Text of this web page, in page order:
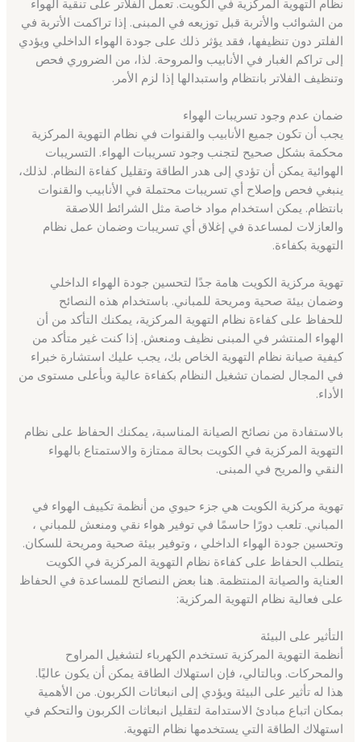
من الشوائب والأتربة قبل توزيعه في المبنى. إذا تراكمت الأتربة في
الفلتر دون تنظيفها، فقد يؤثر ذلك على جودة الهواء الداخلي ويؤدي
إلى تراكم الغبار في الأنابيب والمروحة. لذا، من الضروري فحص
وتنظيف الفلاتر بانتظام واستبدالها إذا لزم الأمر.
ضمان عدم وجود تسريبات الهواء
يجب أن تكون جميع الأنابيب والقنوات في نظام التهوية المركزية
محكمة بشكل صحيح لتجنب وجود تسريبات الهواء. التسريبات
الهوائية يمكن أن تؤدي إلى هدر الطاقة وتقليل كفاءة النظام. لذلك،
ينبغي فحص وإصلاح أي تسريبات محتملة في الأنابيب والقنوات
بانتظام. يمكن استخدام مواد خاصة مثل الشرائط اللاصقة
والعازلات لمساعدة في إغلاق أي تسريبات وضمان عمل نظام
التهوية بكفاءة.
تهوية مركزية الكويت هامة جدًا لتحسين جودة الهواء الداخلي
وضمان بيئة صحية ومريحة للمباني. باستخدام هذه النصائح
للحفاظ على كفاءة نظام التهوية المركزية، يمكنك التأكد من أن
الهواء المنتشر في المبنى نظيف ومنعش. إذا كنت غير متأكد من
كيفية صيانة نظام التهوية الخاص بك، يجب عليك استشارة خبراء
في المجال لضمان تشغيل النظام بكفاءة عالية وبأعلى مستوى من
الأداء.
بالاستفادة من نصائح الصيانة المناسبة، يمكنك الحفاظ على نظام
التهوية المركزية في الكويت بحالة ممتازة والاستمتاع بالهواء
النقي والمريح في المبنى.
تهوية مركزية الكويت هي جزء حيوي من أنظمة تكييف الهواء في
المباني. تلعب دورًا حاسمًا في توفير هواء نقي ومنعش للمباني ،
وتحسين جودة الهواء الداخلي ، وتوفير بيئة صحية ومريحة للسكان.
يتطلب الحفاظ على كفاءة نظام التهوية المركزية في الكويت
العناية والصيانة المنتظمة. هنا بعض النصائح للمساعدة في الحفاظ
على فعالية نظام التهوية المركزية:
التأثير على البيئة
أنظمة التهوية المركزية تستخدم الكهرباء لتشغيل المراوح
والمحركات. وبالتالي، فإن استهلاك الطاقة يمكن أن يكون عاليًا.
هذا له تأثير على البيئة ويؤدي إلى انبعاثات الكربون. من الأهمية
بمكان اتباع مبادئ الاستدامة لتقليل انبعاثات الكربون والتحكم في
استهلاك الطاقة التي يستخدمها نظام التهوية.